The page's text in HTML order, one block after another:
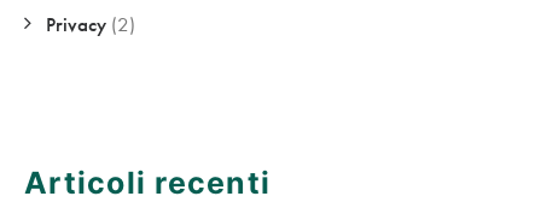
Privacy (2)
Articoli recenti